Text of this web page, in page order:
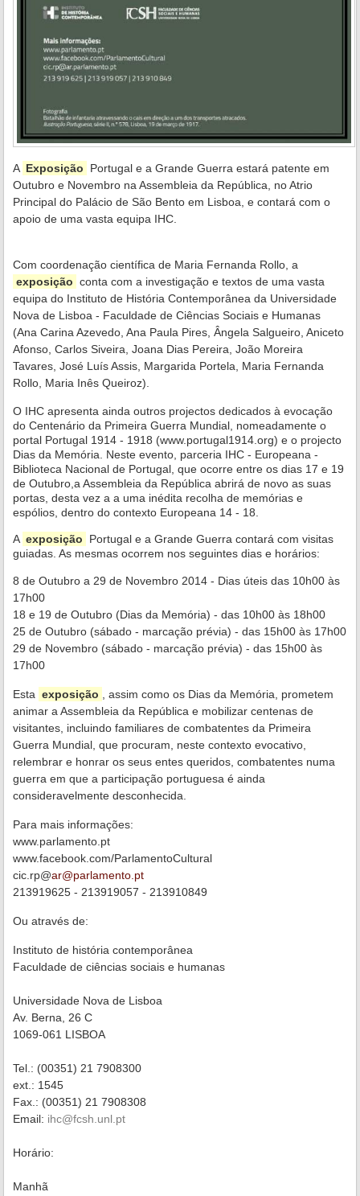
A Exposição
Portugal e a Grande Guerra estará patente em
Outubro e Novembro na Assembleia da República, no Atrio
Principal do Palácio de São Bento em Lisboa, e contará com o
apoio de uma vasta equipa IHC.
Com coordenação científica de Maria Fernanda Rollo, a
exposição conta com a investigação e textos de uma vasta
equipa do Instituto de História Contemporânea da Universidade
Nova de Lisboa - Faculdade de Ciências Sociais e Humanas
(Ana Carina Azevedo, Ana Paula Pires, Ângela Salgueiro, Aniceto
Afonso, Carlos Siveira, Joana Dias Pereira, João Moreira
Tavares, José Luís Assis, Margarida Portela, Maria Fernanda
Rollo, Maria Inês Queiroz).
O IHC apresenta ainda outros projectos dedicados à evocação
do Centenário da Primeira Guerra Mundial, nomeadamente o
portal Portugal 1914 - 1918 (www.portugal1914.org) e o projecto
Dias da Memória. Neste evento, parceria IHC - Europeana -
Biblioteca Nacional de Portugal, que ocorre entre os dias 17 e 19
de Outubro,a Assembleia da República abrirá de novo as suas
portas, desta vez a a uma inédita recolha de memórias e
espólios, dentro do contexto Europeana 14 - 18.
A exposição
Portugal e a Grande Guerra contará com visitas
guiadas. As mesmas ocorrem nos seguintes dias e horários:
8 de Outubro a 29 de Novembro 2014 - Dias úteis das 10h00 às
17h00
18 e 19 de Outubro (Dias da Memória) - das 10h00 às 18h00
25 de Outubro (sábado - marcação prévia) - das 15h00 às 17h00
29 de Novembro (sábado - marcação prévia) - das 15h00 às
17h00
Esta exposição , assim como os Dias da Memória, prometem
animar a Assembleia da República e mobilizar centenas de
visitantes, incluindo familiares de combatentes da Primeira
Guerra Mundial, que procuram, neste contexto evocativo,
relembrar e honrar os seus entes queridos, combatentes numa
guerra em que a participação portuguesa é ainda
consideravelmente desconhecida.
Para mais informações:
www.parlamento.pt
www.facebook.com/ParlamentoCultural
cic.rp@ar@parlamento.pt
213919625 - 213919057 - 213910849
Ou através de:
Instituto de história contemporânea
Faculdade de ciências sociais e humanas
Universidade Nova de Lisboa
Av. Berna, 26 C
1069-061 LISBOA
Tel.: (00351) 21 7908300
ext.: 1545
Fax.: (00351) 21 7908308
Email: ihc@fcsh.unl.pt
Horário:
Manhã